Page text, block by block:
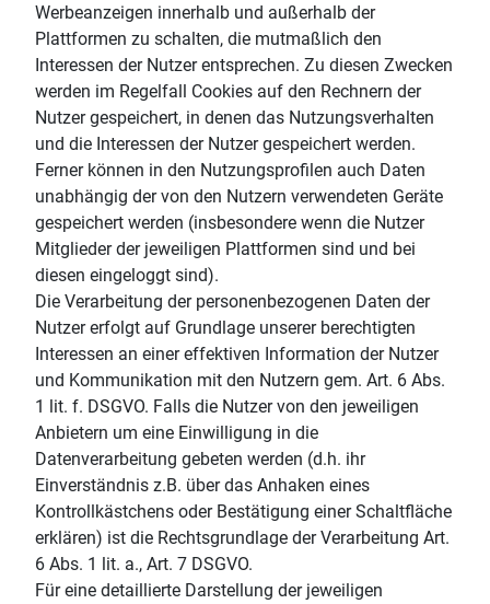
Werbeanzeigen innerhalb und außerhalb der
Plattformen zu schalten, die mutmaßlich den
Interessen der Nutzer entsprechen. Zu diesen Zwecken
werden im Regelfall Cookies auf den Rechnern der
Nutzer gespeichert, in denen das Nutzungsverhalten
und die Interessen der Nutzer gespeichert werden.
Ferner können in den Nutzungsprofilen auch Daten
unabhängig der von den Nutzern verwendeten Geräte
gespeichert werden (insbesondere wenn die Nutzer
Mitglieder der jeweiligen Plattformen sind und bei
diesen eingeloggt sind).
Die Verarbeitung der personenbezogenen Daten der
Nutzer erfolgt auf Grundlage unserer berechtigten
Interessen an einer effektiven Information der Nutzer
und Kommunikation mit den Nutzern gem. Art. 6 Abs.
1 lit. f. DSGVO. Falls die Nutzer von den jeweiligen
Anbietern um eine Einwilligung in die
Datenverarbeitung gebeten werden (d.h. ihr
Einverständnis z.B. über das Anhaken eines
Kontrollkästchens oder Bestätigung einer Schaltfläche
erklären) ist die Rechtsgrundlage der Verarbeitung Art.
6 Abs. 1 lit. a., Art. 7 DSGVO.
Für eine detaillierte Darstellung der jeweiligen